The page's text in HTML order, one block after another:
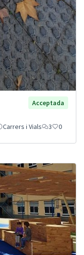
Acceptada
Carrers i Vials 3 0